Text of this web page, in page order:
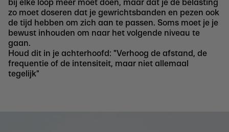
bij elke loop meer moet doen, maar dat je de belasting
zo moet doseren dat je gewrichtsbanden en pezen ook
de tijd hebben om zich aan te passen. Soms moet je je
bewust inhouden om naar het volgende niveau te
gaan.
Houd dit in je achterhoofd: "Verhoog de afstand, de
frequentie of de intensiteit, maar niet allemaal
tegelijk"